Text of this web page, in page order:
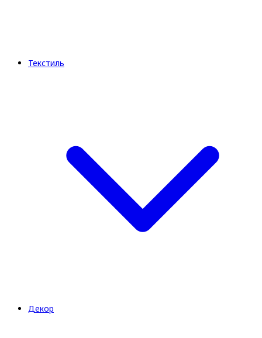
Текстиль
Декор